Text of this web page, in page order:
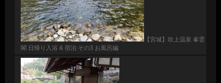
【宮城】吹上温泉 峯雲
閣 日帰り入浴 & 宿泊 その3 お風呂編